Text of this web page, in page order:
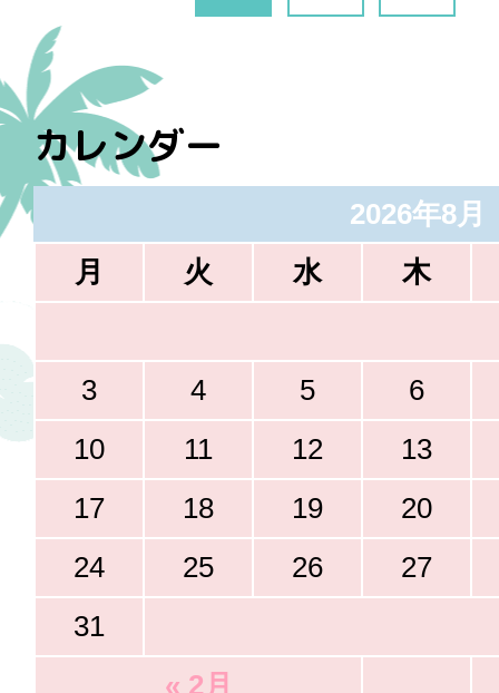
カレンダー
2026年8月
月
火 水 木
« 2月
3 4 5
6
10
11 12
13
17
18 19
20
24
25 26
27
31